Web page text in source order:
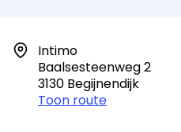
Intimo
Baalsesteenweg 2
3130 Begijnendijk
Toon route